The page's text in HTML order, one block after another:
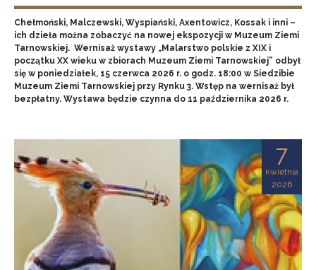
Chełmoński, Malczewski, Wyspiański, Axentowicz, Kossak i inni –
ich dzieła można zobaczyć na nowej ekspozycji w Muzeum Ziemi
Tarnowskiej. Wernisaż wystawy „Malarstwo polskie z XIX i
początku XX wieku w zbiorach Muzeum Ziemi Tarnowskiej” odbył
się w poniedziałek, 15 czerwca 2026 r. o godz. 18:00 w Siedzibie
Muzeum Ziemi Tarnowskiej przy Rynku 3. Wstęp na wernisaż był
bezpłatny. Wystawa będzie czynna do 11 października 2026 r.
7
kwietnia
2026